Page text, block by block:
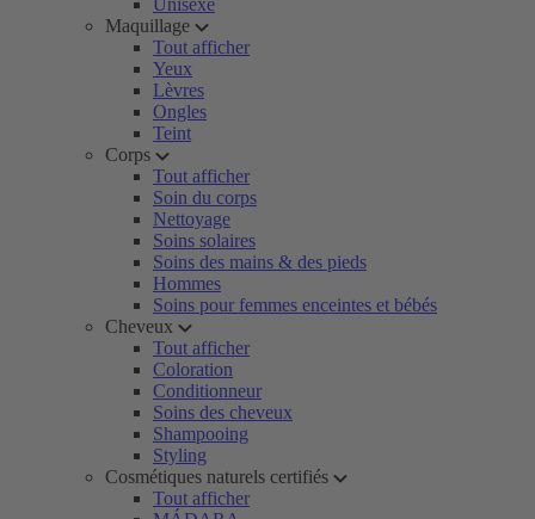
Unisexe
Maquillage
Tout afficher
Yeux
Lèvres
Ongles
Teint
Corps
Tout afficher
Soin du corps
Nettoyage
Soins solaires
Soins des mains & des pieds
Hommes
Soins pour femmes enceintes et bébés
Cheveux
Tout afficher
Coloration
Conditionneur
Soins des cheveux
Shampooing
Styling
Cosmétiques naturels certifiés
Tout afficher